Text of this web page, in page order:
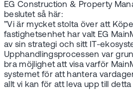
EG Construction & Property
beslutet så här:
”Vi är mycket stolta över att
fastighetsenhet har valt EG
av sin strategi och sitt IT-
Upphandlingsprocessen var
bra möjlighet att visa varför
systemet för att hantera
allt vi kan för att leva upp till